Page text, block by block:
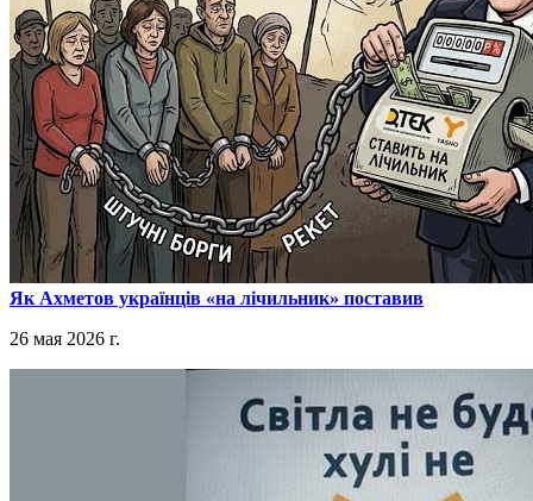
​Як Ахметов українців «на лічильник» поставив
26 мая 2026 г.